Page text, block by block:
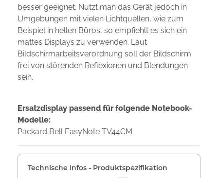
besser geeignet. Nutzt man das Gerät jedoch in
Umgebungen mit vielen Lichtquellen, wie zum
Beispiel in hellen Büros, so empfiehlt es sich ein
mattes Displays zu verwenden. Laut
Bildschirmarbeitsverordnung soll der Bildschirm
frei von störenden Reflexionen und Blendungen
sein.
Ersatzdisplay passend für folgende Notebook-
Modelle:
Packard Bell EasyNote TV44CM
Technische Infos - Produktspezifikation